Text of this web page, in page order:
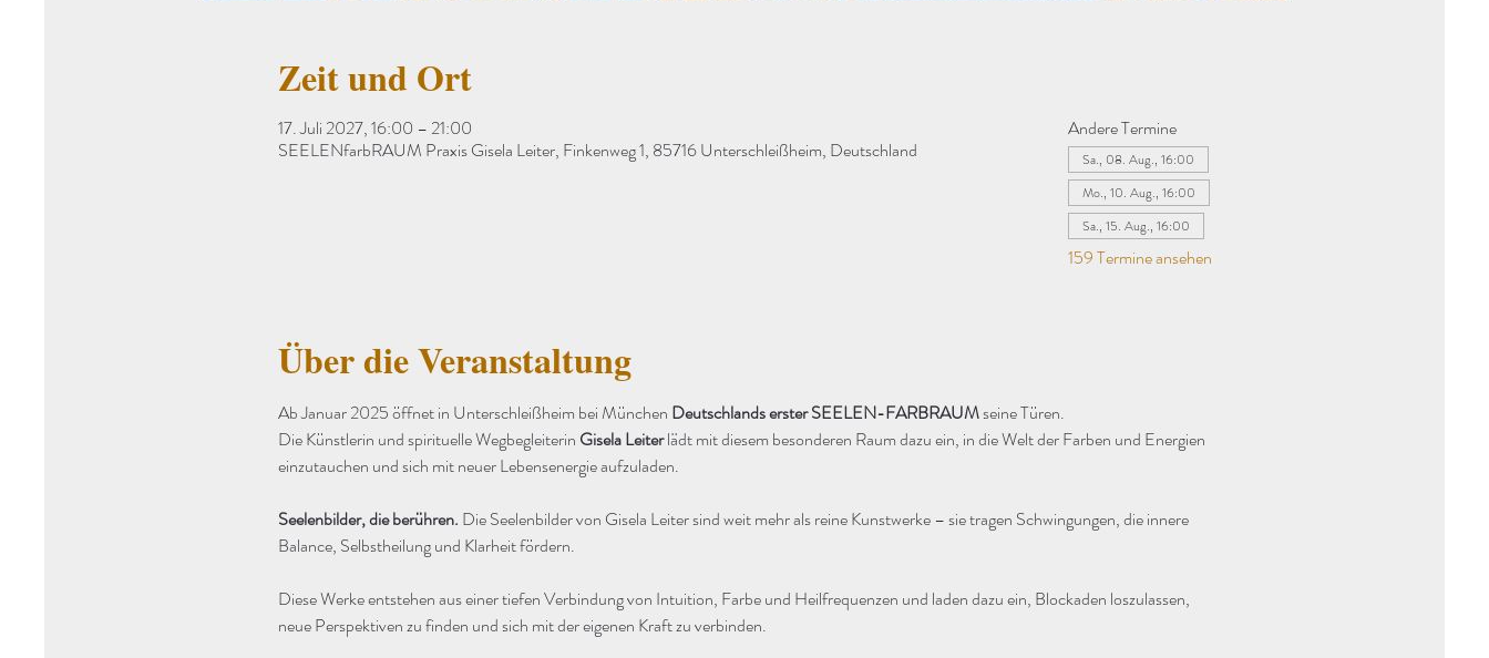
Zeit und Ort
17. Juli 2027, 16:00 – 21:00
SEELENfarbRAUM Praxis Gisela Leiter, Finkenweg 1, 85716 Unterschleißheim, Deutschland
Andere Termine
Sa., 08. Aug., 16:00
Mo., 10. Aug., 16:00
Sa., 15. Aug., 16:00
159 Termine ansehen
Über die Veranstaltung
Ab Januar 2025 öffnet in Unterschleißheim bei München Deutschlands erster SEELEN-FARBRAUM seine Türen.
Die Künstlerin und spirituelle Wegbegleiterin Gisela Leiter lädt mit diesem besonderen Raum dazu ein, in die Welt der Farben und Energien
einzutauchen und sich mit neuer Lebensenergie aufzuladen.
Seelenbilder, die berühren. Die Seelenbilder von Gisela Leiter sind weit mehr als reine Kunstwerke – sie tragen Schwingungen, die innere
Balance, Selbstheilung und Klarheit fördern.
Diese Werke entstehen aus einer tiefen Verbindung von Intuition, Farbe und Heilfrequenzen und laden dazu ein, Blockaden loszulassen,
neue Perspektiven zu finden und sich mit der eigenen Kraft zu verbinden.